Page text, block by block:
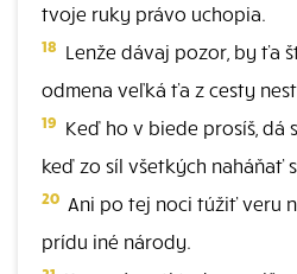
tvoje ruky právo uchopia.
18 Lenže dávaj pozor, by ťa
odmena veľká ťa z cesty
19 Keď ho v biede prosíš, dá
keď zo síl všetkých naháňať
20 Ani po tej noci túžiť veru
prídu iné národy.